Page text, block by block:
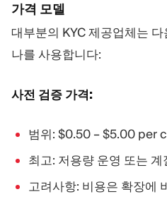
가격 모델
대부분의 KYC 제공업체는
나를 사용합니다:
사전 검증 가격:
범위: $0.50 – $5.00 per
최고: 저용량 운영 또는 계
고려사항: 비용은 확장에